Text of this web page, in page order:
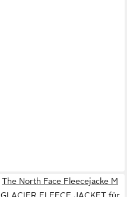
The North Face Fleecejacke M
GLACIER FLEECE JACKET für